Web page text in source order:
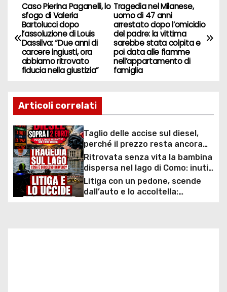
N
a
v
g
a
z
i
Tragedia nel Milanese,
uomo di 47 anni
arrestato dopo l’omicidio
del padre: la vittima
sarebbe stata colpita e
poi data alle fiamme
nell’appartamento di
famiglia
Caso Pierina Paganelli, lo
sfogo di Valeria
Bartolucci dopo
l’assoluzione di Louis
Dassilva: “Due anni di
carcere ingiusti, ora
abbiamo ritrovato
fiducia nella giustizia”
Articoli correlati
Taglio delle accise sul diesel,
perché il prezzo resta ancora
sopra i 2 euro nonostante lo
sconto deciso dal Governo
Ritrovata senza vita la bambina
dispersa nel lago di Como: inutili
ore di ricerche dei
sommozzatori
Litiga con un pedone, scende
dall’auto e lo accoltella: